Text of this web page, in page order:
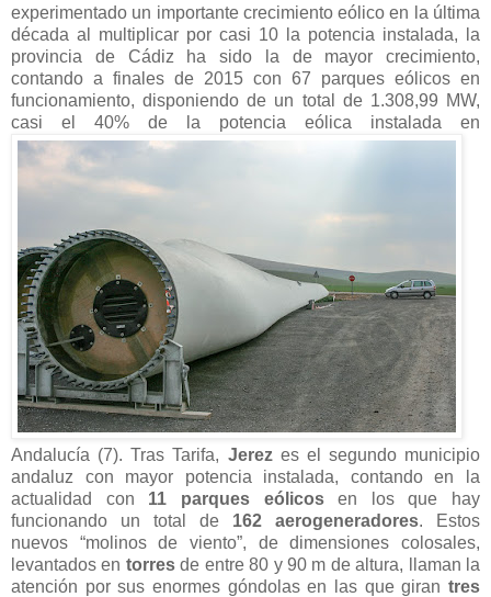
experimentado un importante crecimiento eólico en la última
década al multiplicar por casi 10 la potencia instalada, la
provincia de Cádiz ha sido la de mayor crecimiento,
contando a finales de 2015 con 67 parques eólicos en
funcionamiento, disponiendo de un total de 1.308,99 MW,
casi el 40% de la potencia eólica instalada en
Andalucía (7). Tras Tarifa, Jerezes el segundo municipio
andaluz con mayor potencia instalada, contando en la
actualidad con 11 parques eólicosen los que hay
funcionando un total de 162 aerogeneradores. Estos
nuevos “molinos de viento”, de dimensiones colosales,
levantados en torresde entre 80 y 90 m de altura, llaman la
atención por sus enormes góndolas en las que giran tres